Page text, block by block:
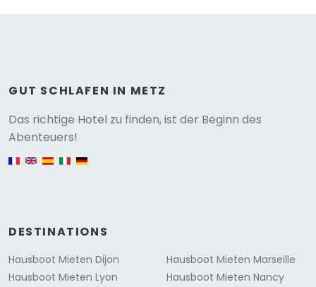
GUT SCHLAFEN IN METZ
Das richtige Hotel zu finden, ist der Beginn des
Abenteuers!
DESTINATIONS
Hausboot Mieten Dijon
Hausboot Mieten Lyon
Hausboot Mieten Marseille
Hausboot Mieten Nancy